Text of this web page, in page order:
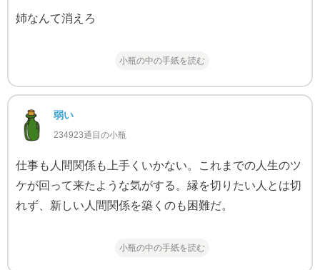
姉なんて消えろ
小瓶の中の手紙を読む
弱い
234923通目の小瓶
仕事も人間関係も上手くいかない。これまでの人生のツ
ケが回って来たような気がする。縁を切りたい人とは切
れず、新しい人間関係を築くのも困難だ。
小瓶の中の手紙を読む